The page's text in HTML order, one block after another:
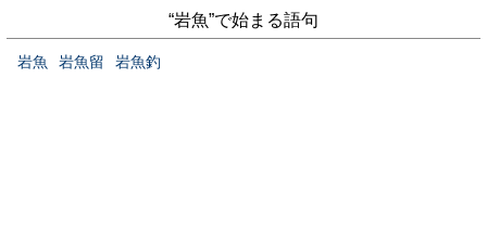
“岩魚”で始まる語句
岩魚 岩魚留 岩魚釣